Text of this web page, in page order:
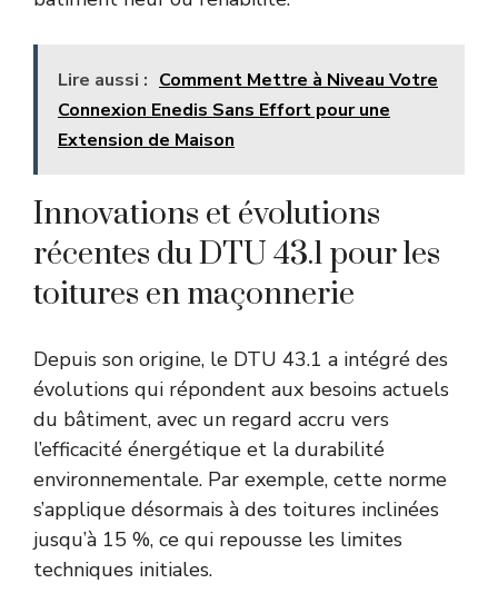
Lire aussi : Comment Mettre à Niveau Votre
Connexion Enedis Sans Effort pour une
Extension de Maison
Innovations et évolutions
récentes du DTU 43.1 pour les
toitures en maçonnerie
Depuis son origine, le DTU 43.1 a intégré des
évolutions qui répondent aux besoins actuels
du bâtiment, avec un regard accru vers
l’efficacité énergétique et la durabilité
environnementale. Par exemple, cette norme
s’applique désormais à des toitures inclinées
jusqu’à 15 %, ce qui repousse les limites
techniques initiales.